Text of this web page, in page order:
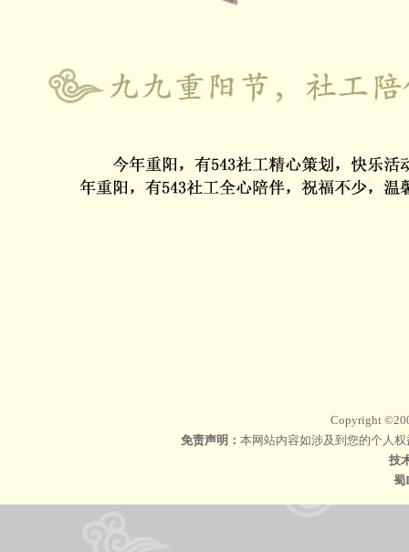
Copyright
免责声明： 本网站内容如涉及到您的个人
技
蜀